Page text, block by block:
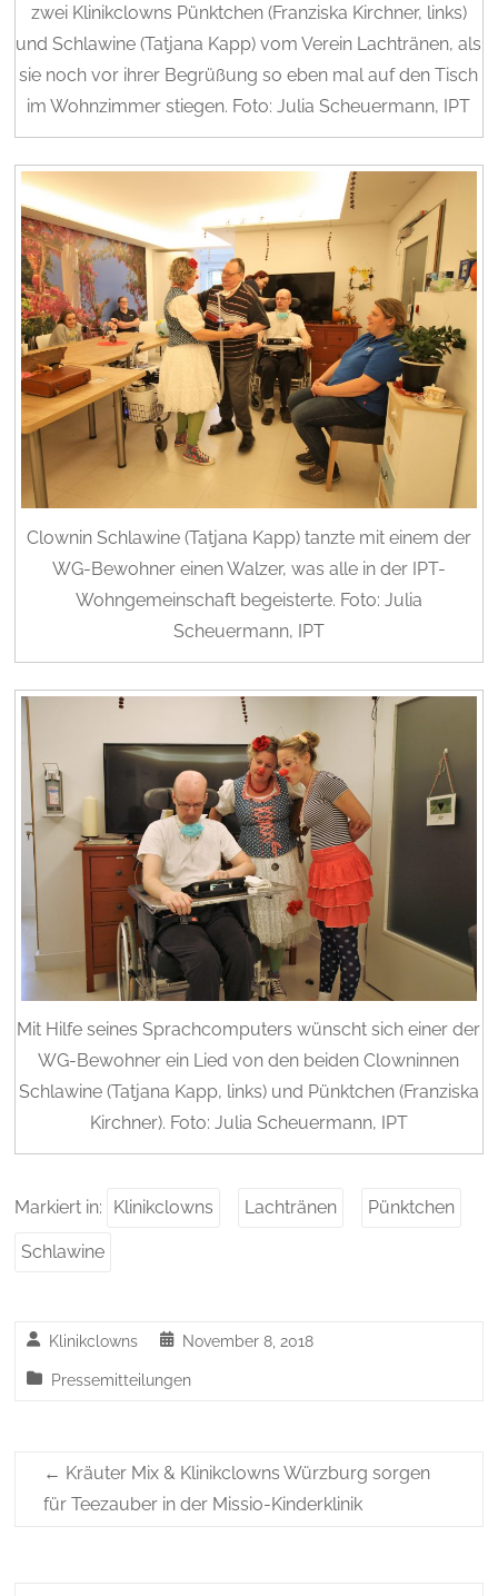
zwei Klinikclowns Pünktchen (Franziska Kirchner, links)
und Schlawine (Tatjana Kapp) vom Verein Lachtränen, als
sie noch vor ihrer Begrüßung so eben mal auf den Tisch
im Wohnzimmer stiegen. Foto: Julia Scheuermann, IPT
Clownin Schlawine (Tatjana Kapp) tanzte mit einem der
WG-Bewohner einen Walzer, was alle in der IPT-
Wohngemeinschaft begeisterte. Foto: Julia
Scheuermann, IPT
Mit Hilfe seines Sprachcomputers wünscht sich einer der
WG-Bewohner ein Lied von den beiden Clowninnen
Schlawine (Tatjana Kapp, links) und Pünktchen (Franziska
Kirchner). Foto: Julia Scheuermann, IPT
Markiert in: Klinikclowns Lachtränen Pünktchen
Schlawine
Klinikclowns November 8, 2018
Pressemitteilungen
← Kräuter Mix & Klinikclowns Würzburg sorgen
für Teezauber in der Missio-Kinderklinik